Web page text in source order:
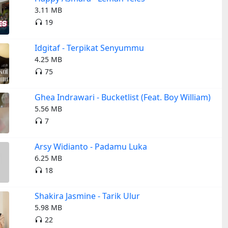
3.11 MB
19
Idgitaf - Terpikat Senyummu
4.25 MB
75
Ghea Indrawari - Bucketlist (Feat. Boy William)
5.56 MB
7
Arsy Widianto - Padamu Luka
6.25 MB
18
Shakira Jasmine - Tarik Ulur
5.98 MB
22